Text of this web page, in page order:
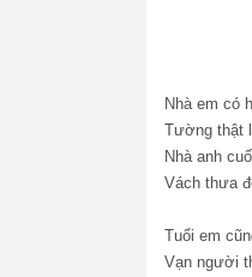
Nhà em có
Tường thật
Nhà anh
Vách thưa
Tuổi em
Vạn người